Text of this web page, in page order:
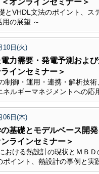
オンラインセミナー＞
とVHDL文法のポイント、
用の展望 ～
10日(火)
力需要・発電予測およ
インセミナー＞
制御・運用・連携・解析技
ネルギーマネジメントへの応
06日(木)
基礎とモデルベース開
ラインセミナー＞
おける熱設計の現状とＭＢ
ポイント、熱設計の事例と実